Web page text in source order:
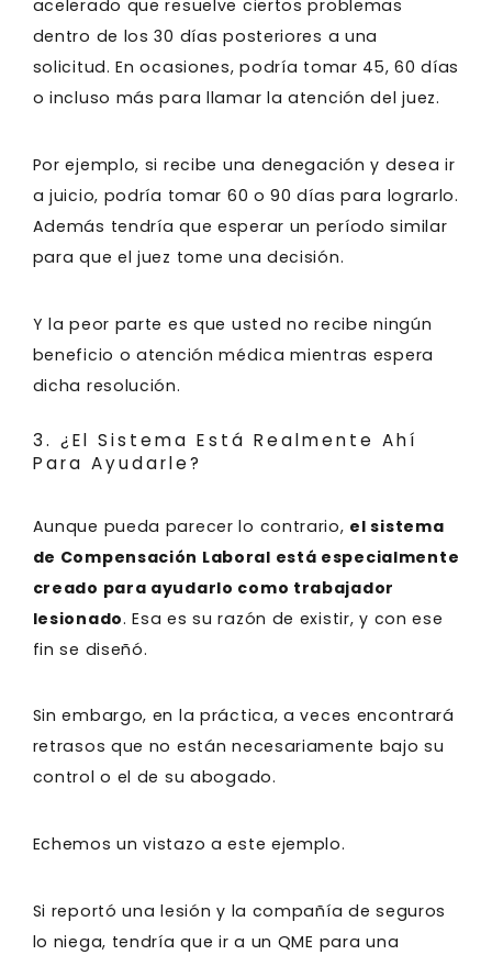
acelerado que resuelve ciertos problemas
dentro de los 30 días posteriores a una
solicitud. En ocasiones, podría tomar 45, 60 días
o incluso más para llamar la atención del juez.
Por ejemplo, si recibe una denegación y desea ir
a juicio, podría tomar 60 o 90 días para lograrlo.
Además tendría que esperar un período similar
para que el juez tome una decisión.
Y la peor parte es que usted no recibe ningún
beneficio o atención médica mientras espera
dicha resolución.
3. ¿El Sistema Está Realmente Ahí
Para Ayudarle?
Aunque pueda parecer lo contrario, el sistema
de Compensación Laboral está especialmente
creado para ayudarlo como trabajador
lesionado. Esa es su razón de existir, y con ese
fin se diseñó.
Sin embargo, en la práctica, a veces encontrará
retrasos que no están necesariamente bajo su
control o el de su abogado.
Echemos un vistazo a este ejemplo.
Si reportó una lesión y la compañía de seguros
lo niega, tendría que ir a un QME para una